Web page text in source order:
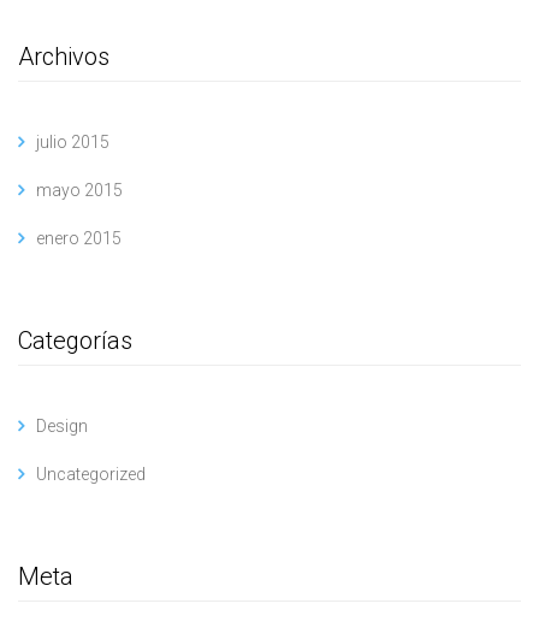
Archivos
julio 2015
mayo 2015
enero 2015
Categorías
Design
Uncategorized
Meta